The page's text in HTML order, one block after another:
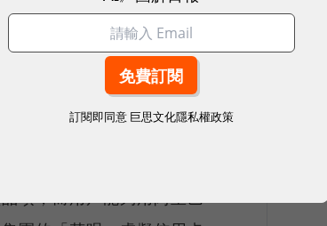
會和經濟的控制力。雖然
犯和異議份子，並用支付
拒壓力，不願交出螞蟻握
生態系統，以阿里巴巴而
項，而用戶能夠用阿里巴
訂閱即同意 巨思文化隱私權政策